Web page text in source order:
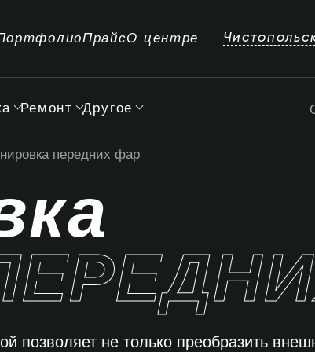
ПрайсО центре
Ремонт Другое
передних фар
позволяет не только преобразить